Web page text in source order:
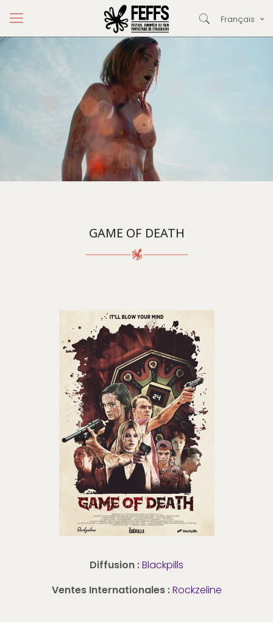
Français
GAME OF DEATH
Diffusion :Blackpills
Ventes Internationales :Rockzeline